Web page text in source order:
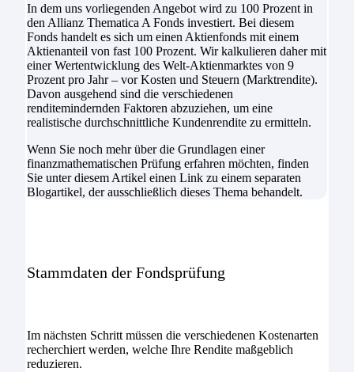
In dem uns vorliegenden Angebot wird zu 100 Prozent in
den Allianz Thematica A Fonds investiert. Bei diesem
Fonds handelt es sich um einen Aktienfonds mit einem
Aktienanteil von fast 100 Prozent. Wir kalkulieren daher mit
einer Wertentwicklung des Welt-Aktienmarktes von 9
Prozent pro Jahr – vor Kosten und Steuern (Marktrendite).
Davon ausgehend sind die verschiedenen
renditemindernden Faktoren abzuziehen, um eine
realistische durchschnittliche Kundenrendite zu ermitteln.
Wenn Sie noch mehr über die Grundlagen einer
finanzmathematischen Prüfung erfahren möchten, finden
Sie unter diesem Artikel einen Link zu einem separaten
Blogartikel, der ausschließlich dieses Thema behandelt.
Stammdaten der Fondsprüfung
Im nächsten Schritt müssen die verschiedenen Kostenarten
recherchiert werden, welche Ihre Rendite maßgeblich
reduzieren.